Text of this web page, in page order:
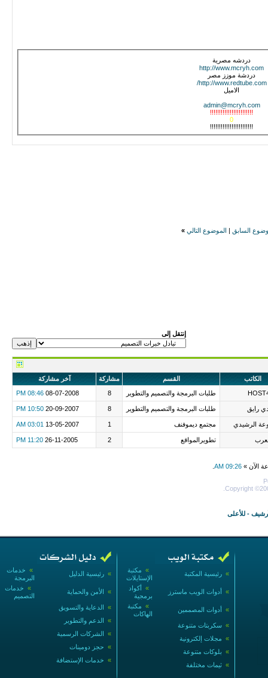
دردشه مصرية
http://www.mcryh.com
دردشة موزز مصر
http://www.redtube.com/
الاميل
admin@mcryh.com
!!!!!!!!!!!!!!!!!!!!!!!!
0
!!!!!!!!!!!!!!!!!!!!!!!!
السابق الموضوع التالي »
إنتقل إلى
الكاتب القسم مشاركة
آخر مشاركة
طلبات البرمجة والتصميم والتطوير 8
08-07-2008
08:46 PM
رايق طلبات البرمجة والتصميم والتطوير 8
20-09-2007
10:50 PM
الرشيدي مجتمع ديموفنف 1
13-05-2007
03:01 AM
تطويرالمواقع 2
26-11-2005
11:20 PM
الآن » 09:26 AM
Copyright
- للأعلى
» خدمات
البرمجة
» رئيسية الدليل
» خدمات
التصميم
» الأمن والحماية
» الدعاية والتسويق
» الدعم والتطوير
» الشركات الرسمية
» حجز دومينات
» خدمات الإستضافة
» مكتبة
الإستايلات
» رئيسية المكتبة
» أكواد
برمجية
» أدوات الويب ماسترز
» مكتبة
الهاكات
» أدوات المصممين
» سكربتات متنوعة
» مجلات إلكترونية
» بلوكات متنوعة
» ثيمات مختلفة